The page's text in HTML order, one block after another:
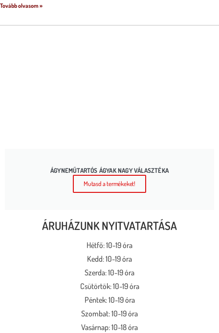
Tovább olvasom »
ÁGYNEMŰTARTÓS ÁGYAK NAGY VÁLASZTÉKA
Mutasd a termékeket!
ÁRUHÁZUNK NYITVATARTÁSA
Hétfő: 10-19 óra
Kedd: 10-19 óra
Szerda: 10-19 óra
Csütörtök: 10-19 óra
Péntek: 10-19 óra
Szombat: 10-19 óra
Vasárnap: 10-18 óra